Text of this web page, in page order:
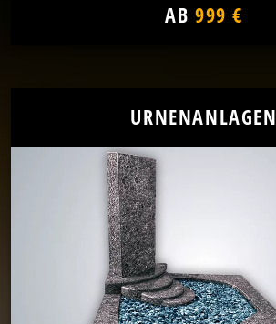
AB 999 €
URNENANLAGEN